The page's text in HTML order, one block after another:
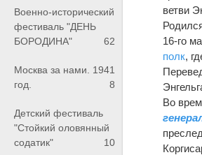
Военно-исторический
фестиваль "ДЕНЬ
БОРОДИНА"
62
Москва за нами. 1941
год.
8
Детский фестиваль
"Стойкий оловянный
содатик"
10
ветви
16-го
полк,
Во